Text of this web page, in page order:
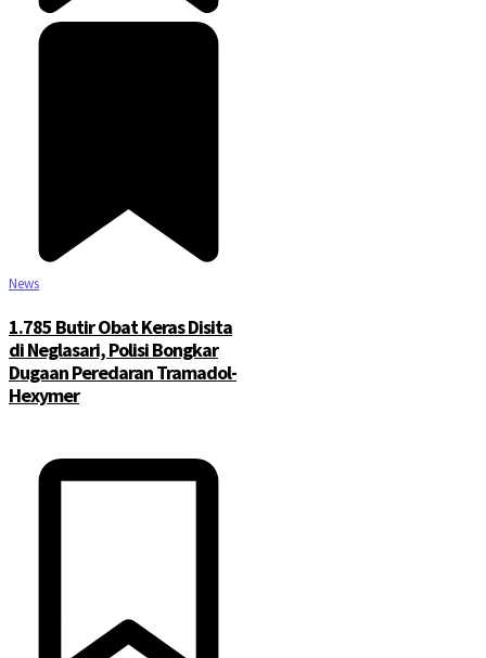
News
1.785 Butir Obat Keras Disita
di Neglasari, Polisi Bongkar
Dugaan Peredaran Tramadol-
Hexymer